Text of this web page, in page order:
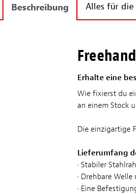
Beschreibung Alles für
Erhalte eine
Wie fixierst du
an einem Stock
Die einzigartige
Lieferumfang
• Stabiler
• Drehbare
• Eine